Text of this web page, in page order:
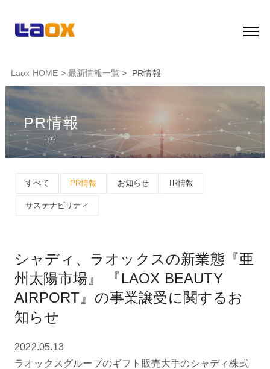
Laox HOME > 最新情報一覧 > PR情報
PR情報
Pr
すべて PR情報 お知らせ IR情報
サステナビリティ
シャディ、ラオックスの新業態『亜
州太陽市場』 『LAOX BEAUTY
AIRPORT』の事業譲受に関するお
知らせ
2022.05.13
ラオックスグループのギフト販売大手のシャディ株式